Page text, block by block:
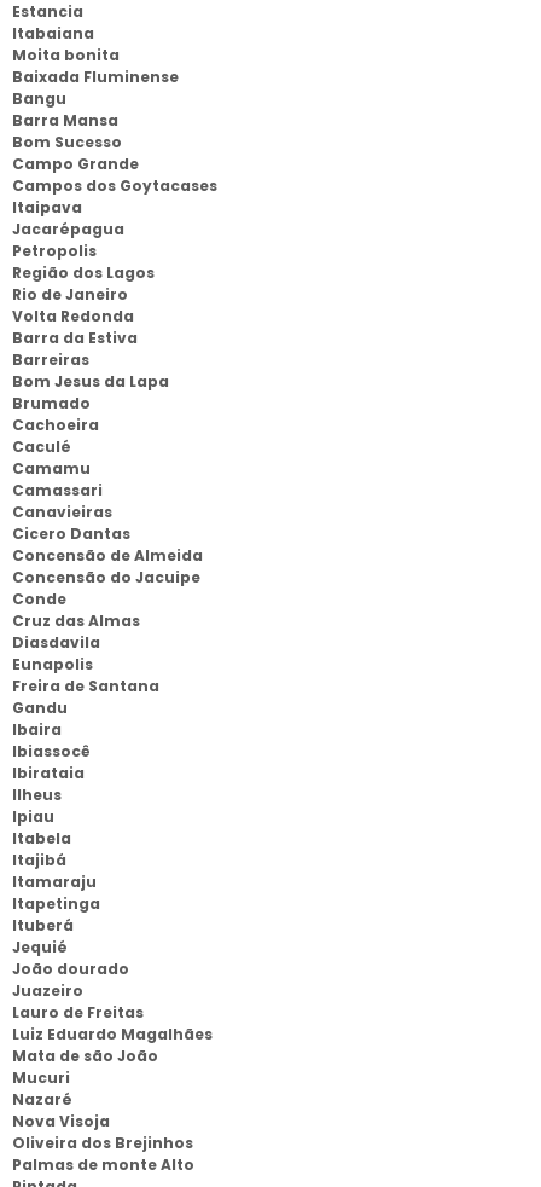
Estancia
Itabaiana
Moita bonita
Baixada Fluminense
Bangu
Barra Mansa
Bom Sucesso
Campo Grande
Campos dos Goytacases
Itaipava
Jacarépagua
Petropolis
Região dos Lagos
Rio de Janeiro
Volta Redonda
Barra da Estiva
Barreiras
Bom Jesus da Lapa
Brumado
Cachoeira
Caculé
Camamu
Camassari
Canavieiras
Cicero Dantas
Concensão de Almeida
Concensão do Jacuipe
Conde
Cruz das Almas
Diasdavila
Eunapolis
Freira de Santana
Gandu
Ibaira
Ibiassocê
Ibirataia
Ilheus
Ipiau
Itabela
Itajibá
Itamaraju
Itapetinga
Ituberá
Jequié
João dourado
Juazeiro
Lauro de Freitas
Luiz Eduardo Magalhães
Mata de são João
Mucuri
Nazaré
Nova Visoja
Oliveira dos Brejinhos
Palmas de monte Alto